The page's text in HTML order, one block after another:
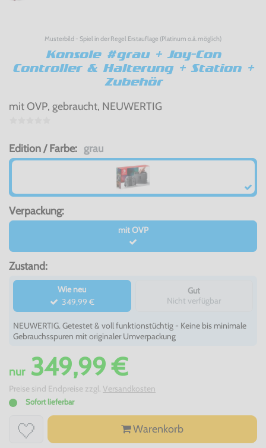
Musterbild - Spiel in der Regel Erstauflage (Platinum o.ä. möglich)
Konsole #grau + Joy-Con
Controller & Halterung + Station +
Zubehör
mit OVP, gebraucht, NEUWERTIG
Edition / Farbe: grau
Verpackung:
mit OVP
Zustand:
Wie neu
349,99 €
Gut
Nicht verfügbar
NEUWERTIG. Getestet & voll funktionstüchtig - Keine bis minimale
Gebrauchsspuren mit originaler Umverpackung
nur349,99 €
Preise sind Endpreise zzgl. Versandkosten
Sofort lieferbar
Warenkorb